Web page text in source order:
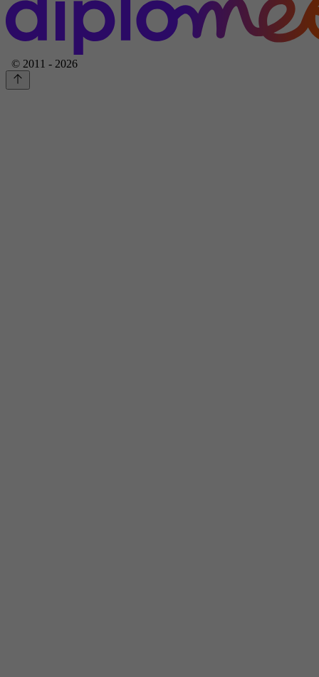
© 2011 - 2026